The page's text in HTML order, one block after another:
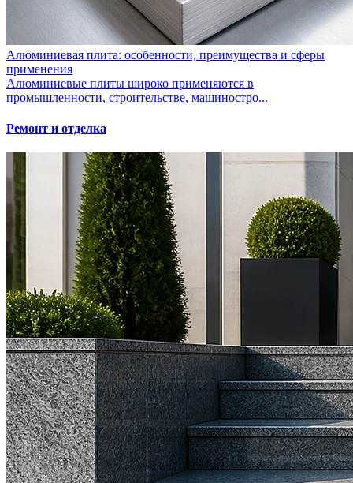
Алюминиевая плита: особенности, преимущества и сферы
применения
Алюминиевые плиты широко применяются в
промышленности, строительстве, машиностро...
Ремонт и отделка